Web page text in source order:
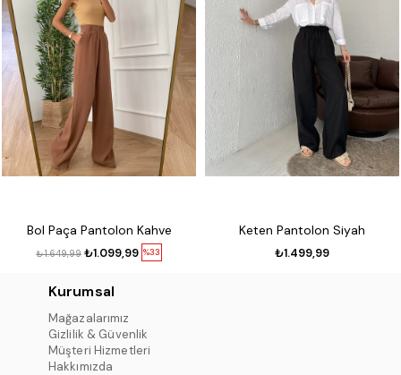
Bol Paça Pantolon Kahve
%33
₺1.099,99
₺1.649,99
Keten Pantolon Siyah
₺1.499,99
Kurumsal
Mağazalarımız
Gizlilik & Güvenlik
Müşteri Hizmetleri
Hakkımızda